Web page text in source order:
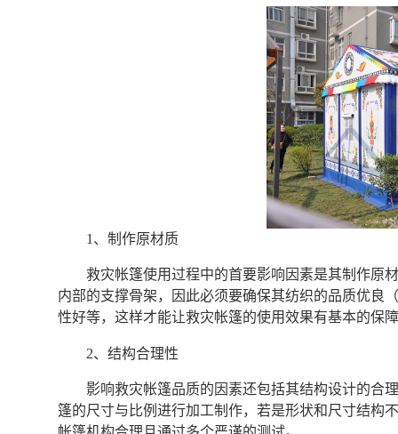
1、制作原材质
救灾帐篷使用过程中的首要影响因素是其制作原
内部的支撑骨架，因此必须要确保其纺织的品质优良
性好等，这样才能让救灾帐篷的使用效果有基本的保
2、结构合理性
影响救灾帐篷品质的因素还包括其结构设计的合
篷的尺寸与比例进行加工制作，若是形状和尺寸结构